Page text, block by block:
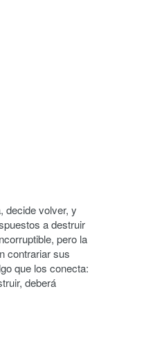
decide volver, y
a destruir
pero la
contrariar sus
que los conecta:
deberá